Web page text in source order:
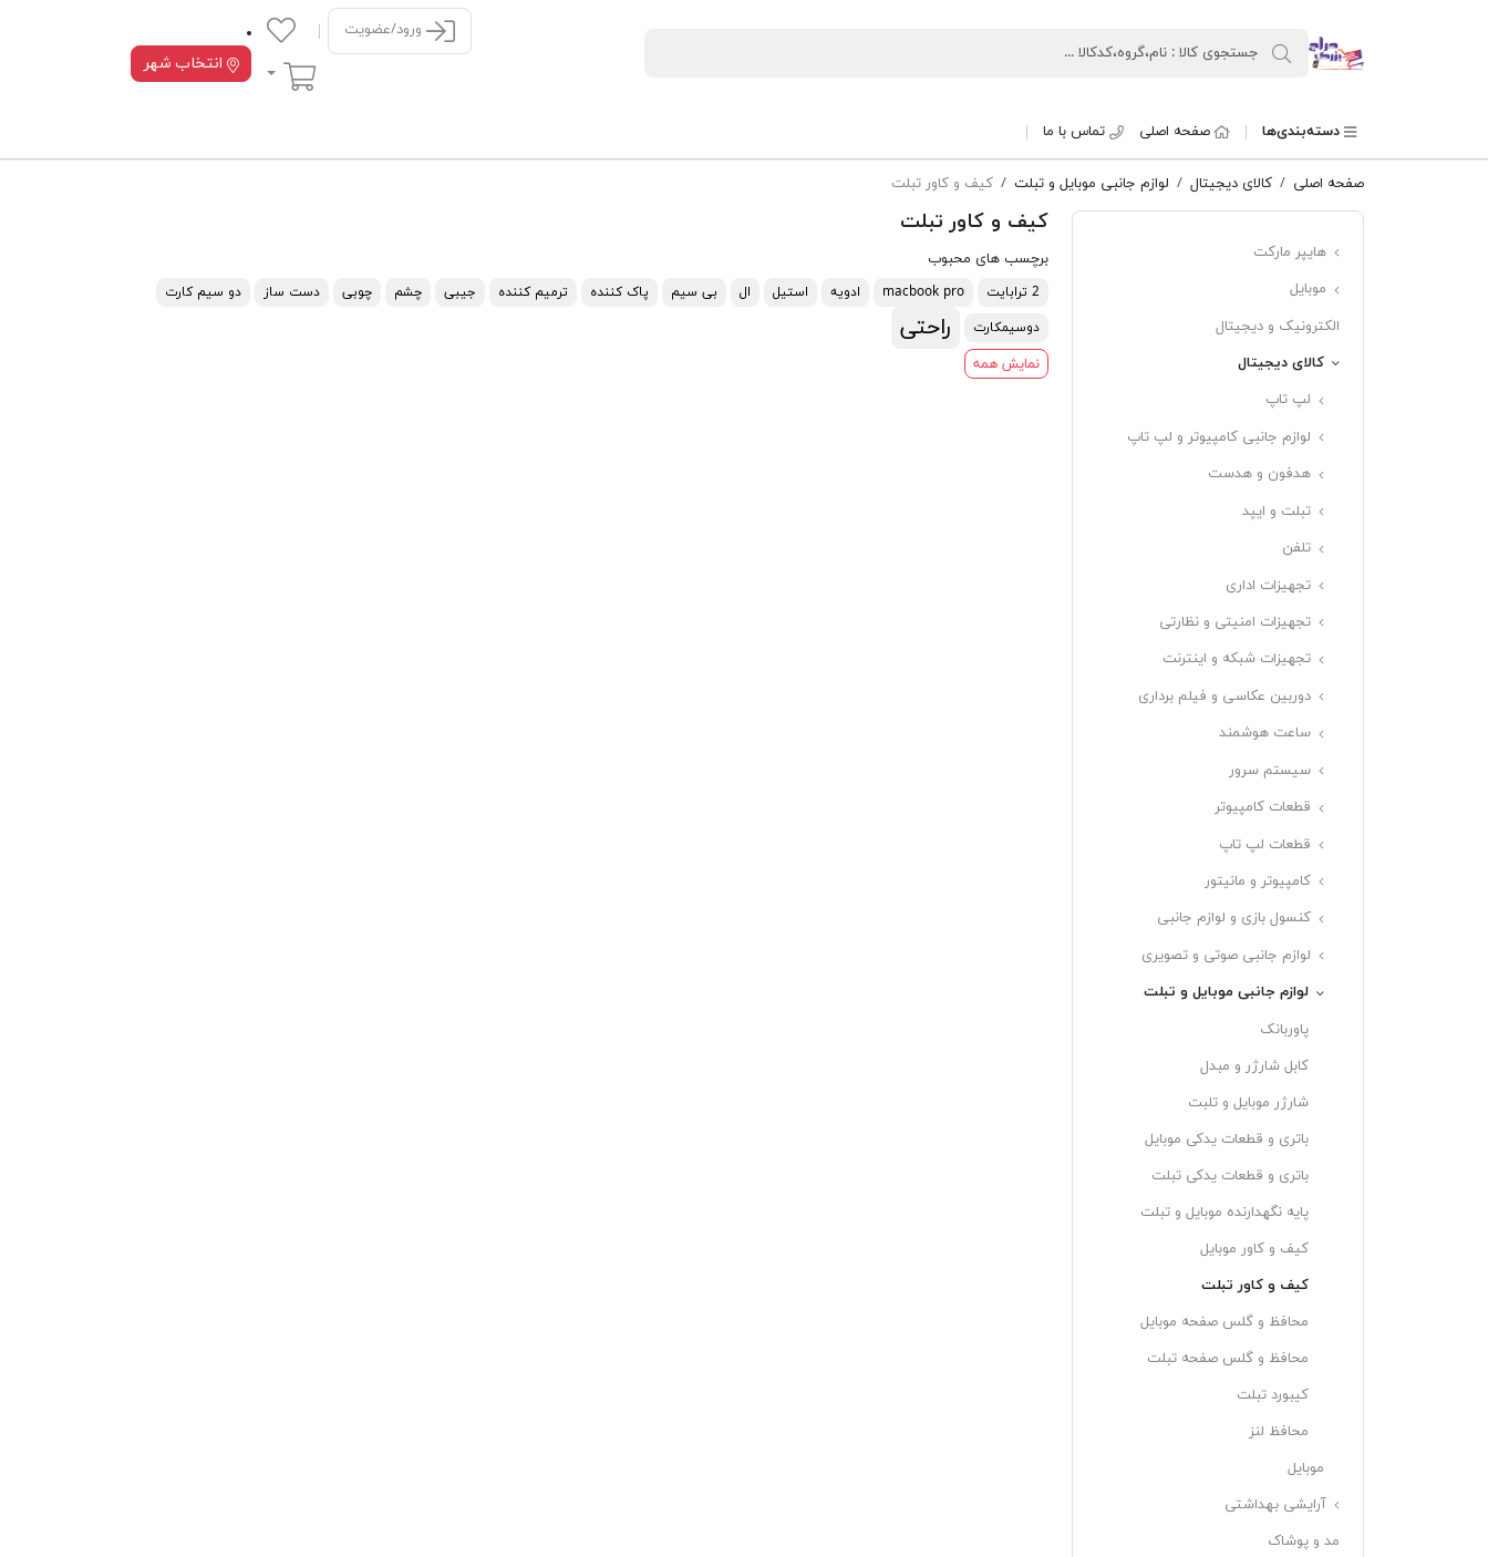
حراج بزرگ
ورود/عضویت
سبد خرید انتخاب شهر
دسته‌بندی‌ها صفحه اصلی تماس با ما
صفحه اصلی کالای دیجیتال لوازم جانبی موبایل و تبلت کیف و کاور تبلت
هایپر مارکت
موبایل
الکترونیک و دیجیتال
کالای دیجیتال
لپ تاپ
لوازم جانبی کامپیوتر و لپ تاپ
هدفون و هدست
تبلت و ایپد
تلفن
تجهیزات اداری
تجهیزات امنیتی و نظارتی
تجهیزات شبکه و اینترنت
دوربین عکاسی و فیلم برداری
ساعت هوشمند
سیستم سرور
قطعات کامپیوتر
قطعات لپ تاپ
کامپیوتر و مانیتور
کنسول بازی و لوازم جانبی
لوازم جانبی صوتی و تصویری
لوازم جانبی موبایل و تبلت
پاوربانک
کابل شارژر و مبدل
شارژر موبایل و تلبت
باتری و قطعات یدکی موبایل
باتری و قطعات یدکی تبلت
پایه نگهدارنده موبایل و تبلت
کیف و کاور موبایل
کیف و کاور تبلت
محافظ و گلس صفحه موبایل
محافظ و گلس صفحه تبلت
کیبورد تبلت
محافظ لنز
موبایل
آرایشی بهداشتی
مد و پوشاک
کیف و کاور تبلت
برچسب های محبوب
2 ترابایت macbook pro ادویه استیل ال بی سیم پاک کننده ترمیم کننده جیبی چشم چوبی دست ساز
دو سیم کارت
دوسیمکارت
راحتی
نمایش همه